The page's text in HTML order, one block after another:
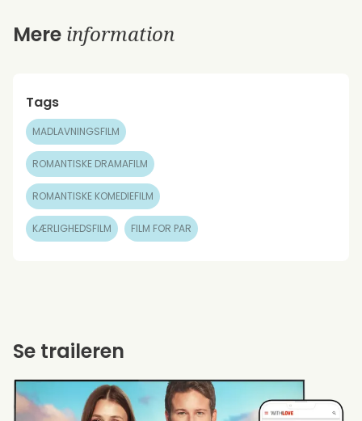
Mere information
Tags
MADLAVNINGSFILM
ROMANTISKE DRAMAFILM
ROMANTISKE KOMEDIEFILM
KÆRLIGHEDSFILM FILM FOR PAR
Se traileren